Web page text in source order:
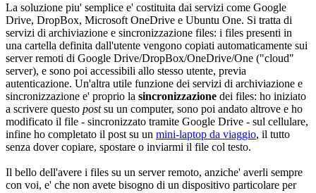
La soluzione piu' semplice e' costituita dai servizi come Google
Drive, DropBox, Microsoft OneDrive e Ubuntu One. Si tratta di
servizi di archiviazione e sincronizzazione files: i files presenti in
una cartella definita dall'utente vengono copiati automaticamente sui
server remoti di Google Drive/DropBox/OneDrive/One ("cloud"
server), e sono poi accessibili allo stesso utente, previa
autenticazione. Un'altra utile funzione dei servizi di archiviazione e
sincronizzazione e' proprio la sincronizzazione dei files: ho iniziato
a scrivere questo postsu un computer, sono poi andato altrove e ho
modificato il file - sincronizzato tramite Google Drive - sul cellulare,
infine ho completato il post su un mini-laptop da viaggio, il tutto
senza dover copiare, spostare o inviarmi il file col testo.
Il bello dell'avere i files su un server remoto, anziche' averli sempre
con voi, e' che non avete bisogno di un dispositivo particolare per